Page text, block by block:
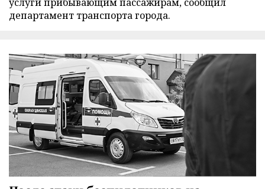
департамент транспорта города.